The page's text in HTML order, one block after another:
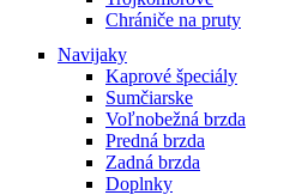
Chrániče na pruty
Navijaky
Kaprové špeciály
Sumčiarske
Voľnobežná brzda
Predná brzda
Zadná brzda
Doplnky